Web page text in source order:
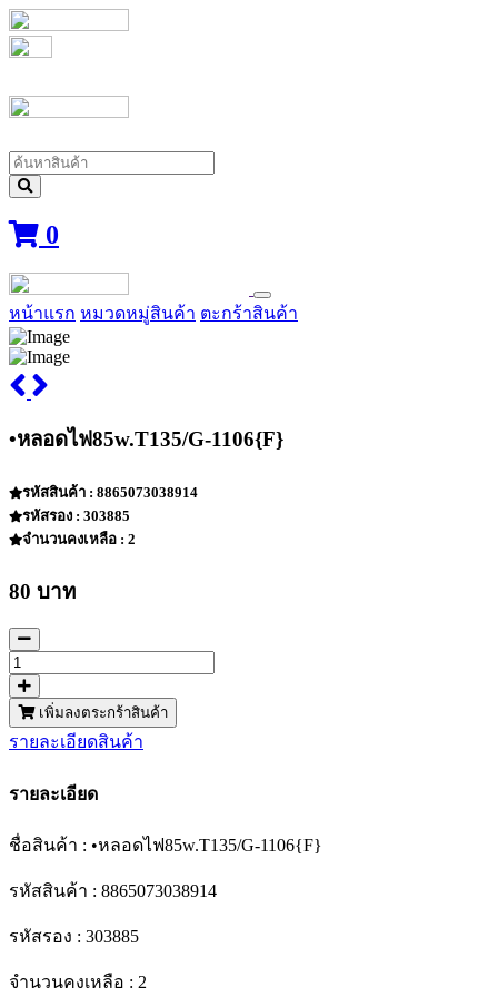
0
หน้าแรก หมวดหมู่สินค้า ตะกร้าสินค้า
•หลอดไฟ85w.T135/G-1106{F}
รหัสสินค้า : 8865073038914
รหัสรอง : 303885
จำนวนคงเหลือ : 2
80 บาท
เพิ่มลงตระกร้าสินค้า
รายละเอียดสินค้า
รายละเอียด
ชื่อสินค้า : •หลอดไฟ85w.T135/G-1106{F}
รหัสสินค้า : 8865073038914
รหัสรอง : 303885
จำนวนคงเหลือ : 2